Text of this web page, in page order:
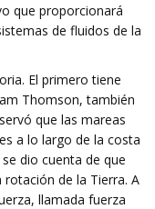
que proporcionará
de fluidos de la
El primero tiene
Thomson, también
que las mareas
a lo largo de la costa
dio cuenta de que
de la Tierra. A
llamada fuerza